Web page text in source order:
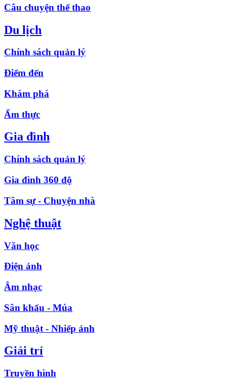
Câu chuyện thể thao
Du lịch
Chính sách quản lý
Điểm đến
Khám phá
Ẩm thực
Gia đình
Chính sách quản lý
Gia đình 360 độ
Tâm sự - Chuyện nhà
Nghệ thuật
Văn học
Điện ảnh
Âm nhạc
Sân khấu - Múa
Mỹ thuật - Nhiếp ảnh
Giải trí
Truyền hình